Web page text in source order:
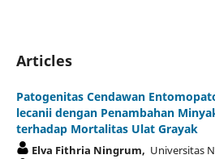
Articles
Patogenitas Cendawan
lecanii dengan Penambahan
terhadap Mortalitas Ulat Grayak
Elva Fithria Ningrum, Universitas